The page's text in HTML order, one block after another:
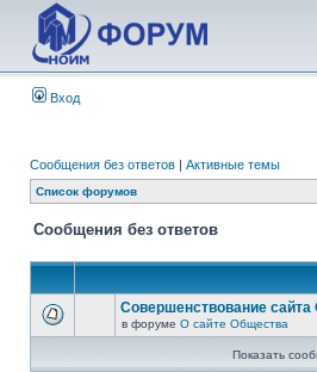
Вход
Сообщения без ответов | Активные темы
Список форумов
Сообщения без ответов
Совершенствование
в форуме О сайте Общества
Показать